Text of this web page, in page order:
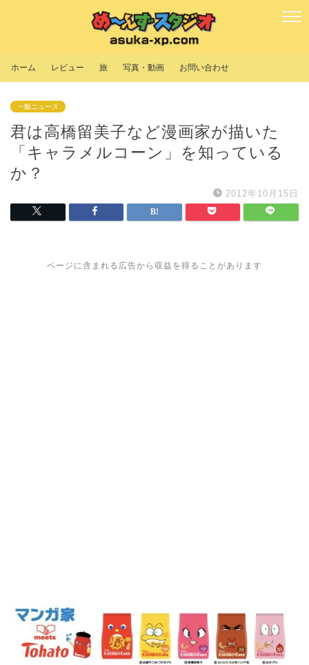
ホーム レビュー 旅 写真・動画 お問い合わせ
一般ニュース
君は高橋留美子など漫画家が描いた
「キャラメルコーン」を知っている
か？
2012年10月15日
ページに含まれる広告から収益を得ることがあります